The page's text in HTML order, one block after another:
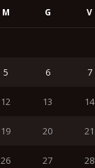
M G V
5 6 7
12 13 14
19 20 21
26 27 28